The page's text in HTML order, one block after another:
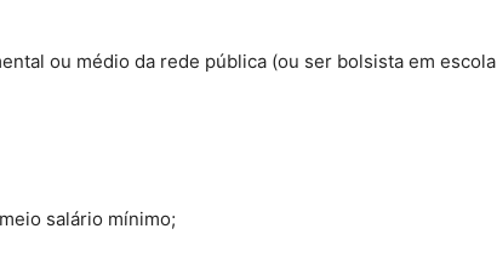
ou médio da rede pública (ou ser bolsista em escola
salário mínimo;